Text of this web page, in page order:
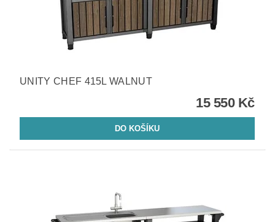
UNITY CHEF 415L WALNUT
15 550 Kč